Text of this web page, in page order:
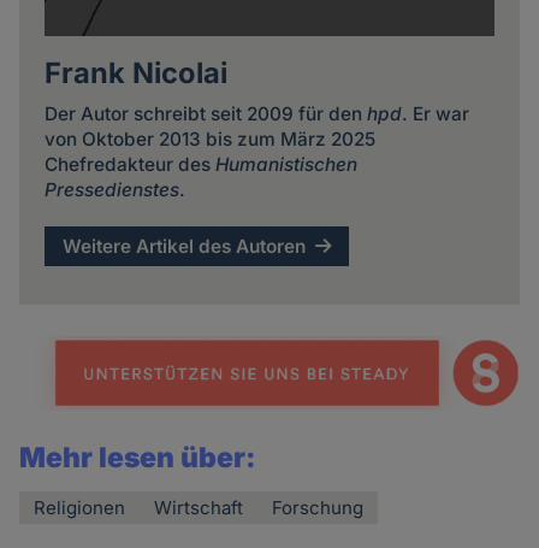
Frank Nicolai
Der Autor schreibt seit 2009 für den hpd. Er war
von Oktober 2013 bis zum März 2025
Chefredakteur des Humanistischen
Pressedienstes.
Weitere Artikel des Autoren
Mehr lesen über:
Religionen Wirtschaft Forschung